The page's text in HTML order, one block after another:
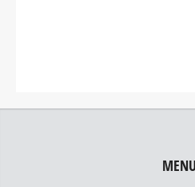
MENU